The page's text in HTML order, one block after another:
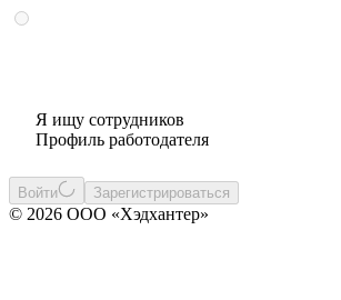
Я ищу сотрудников
Профиль работодателя
Войти Зарегистрироваться
© 2026 ООО «Хэдхантер»